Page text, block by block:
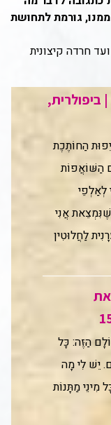
ביפולרית,
הַחוֹתֶכֶת
הַשּׁוֹאֲפוֹת
לְאַלְפֵי
אֲנִי
לַחֲלוּטִין
הַזֶּה: כָּל
יֵשׁ לִי מָה
מִינֵי מַתָּנוֹת
גורמת לתחושת
חרדה קיצונית